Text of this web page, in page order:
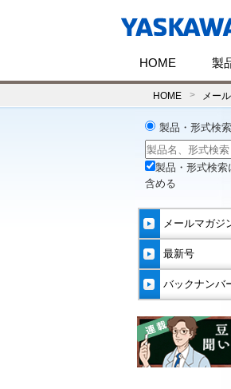
HOME 製
HOME メー
製品・形式検索
製品・形式検索
含める
メールマガジ
最新号
バックナンバ